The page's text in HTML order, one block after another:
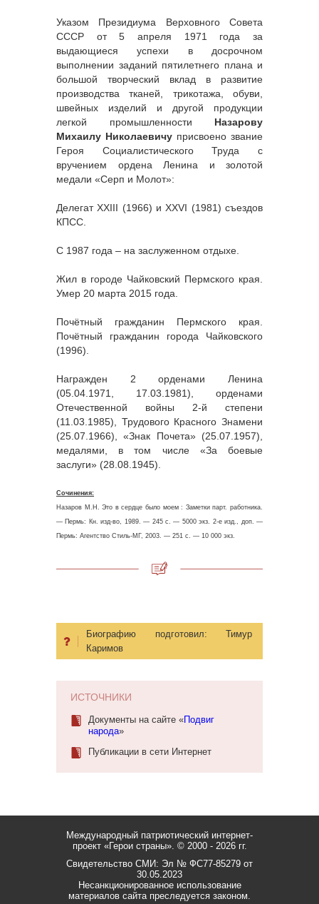
Указом Президиума Верховного Совета
СССР от 5 апреля 1971 года за
выдающиеся успехи в досрочном
выполнении заданий пятилетнего плана и
большой творческий вклад в развитие
производства тканей, трикотажа, обуви,
швейных изделий и другой продукции
легкой промышленности Назарову
Михаилу Николаевичу присвоено звание
Героя Социалистического Труда с
вручением ордена Ленина и золотой
медали «Серп и Молот»:
Делегат XXIII (1966) и XXVI (1981) съездов
КПСС.
С 1987 года – на заслуженном отдыхе.
Жил в городе Чайковский Пермского края.
Умер 20 марта 2015 года.
Почётный гражданин Пермского края.
Почётный гражданин города Чайковского
(1996).
Награжден 2 орденами Ленина
(05.04.1971, 17.03.1981), орденами
Отечественной войны 2-й степени
(11.03.1985), Трудового Красного Знамени
(25.07.1966), «Знак Почета» (25.07.1957),
медалями, в том числе «За боевые
заслуги» (28.08.1945).
Сочинения:
Назаров М.Н. Это в сердце было моем : Заметки парт. работника.
— Пермь: Кн. изд-во, 1989. — 245 с. — 5000 экз. 2-е изд., доп. —
Пермь: Агентство Стиль-МГ, 2003. — 251 с. — 10 000 экз.
Биографию подготовил: Тимур
Каримов
ИСТОЧНИКИ
Документы на сайте «Подвиг
народа»
Публикации в сети Интернет
Международный патриотический интернет-
проект «Герои страны». © 2000 - 2026 гг.
Свидетельство СМИ: Эл № ФС77-85279 от
30.05.2023
Несанкционированное использование
материалов сайта преследуется законом.